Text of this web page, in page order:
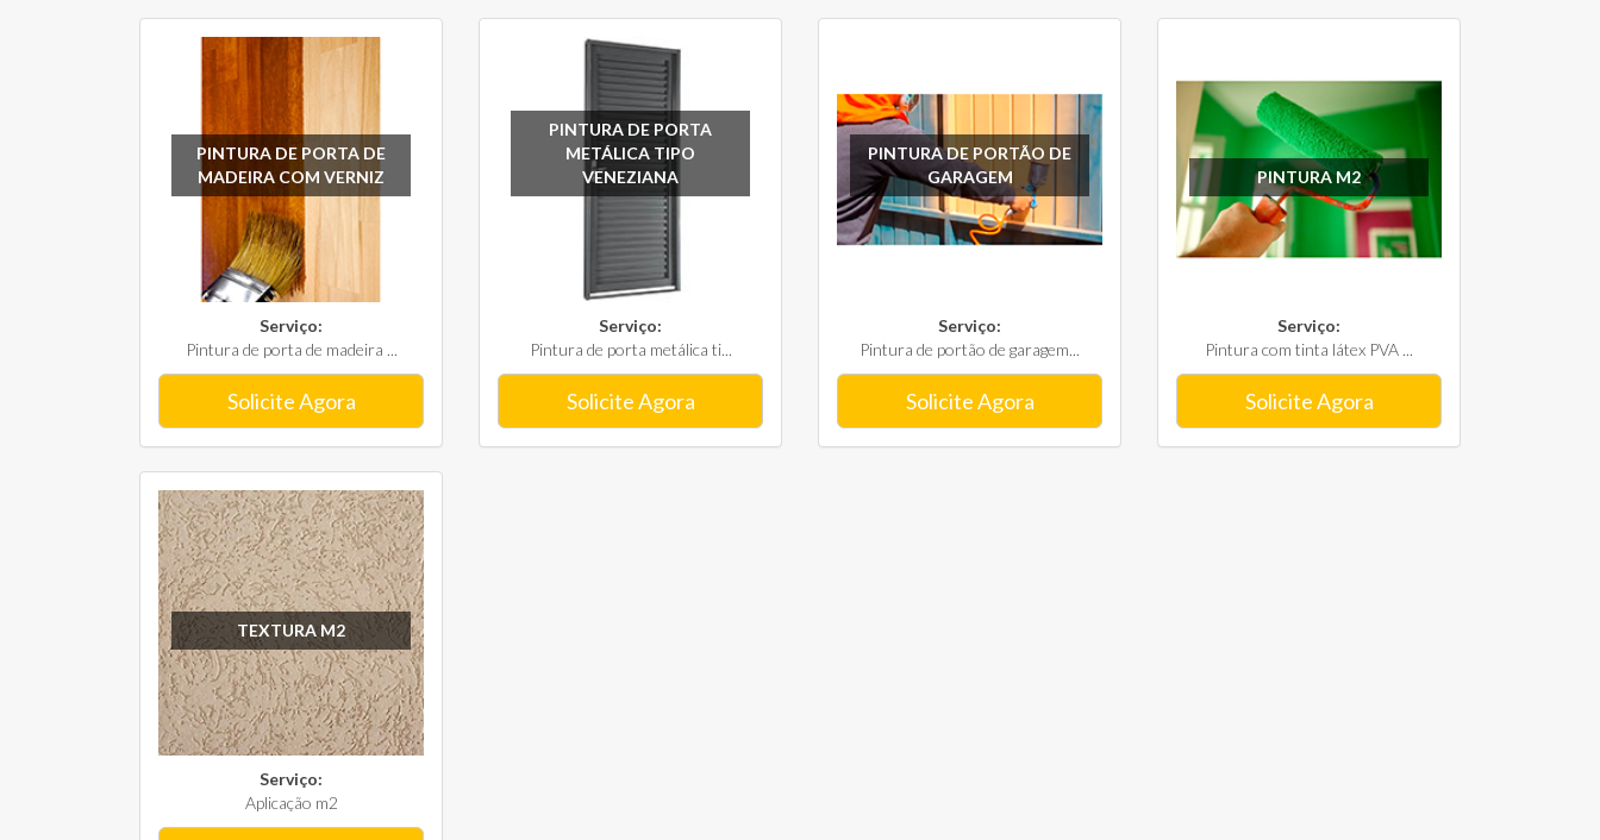
PINTURA DE PORTA DE
MADEIRA COM VERNIZ
Serviço:
Pintura de porta de madeira ...
Solicite Agora
PINTURA DE PORTA
METÁLICA TIPO
VENEZIANA
Serviço:
Pintura de porta metálica ti...
Solicite Agora
PINTURA DE PORTÃO DE
GARAGEM
Serviço:
Pintura de portão de garagem...
Solicite Agora
PINTURA M2
Serviço:
Pintura com tinta látex PVA ...
Solicite Agora
TEXTURA M2
Serviço:
Aplicação m2